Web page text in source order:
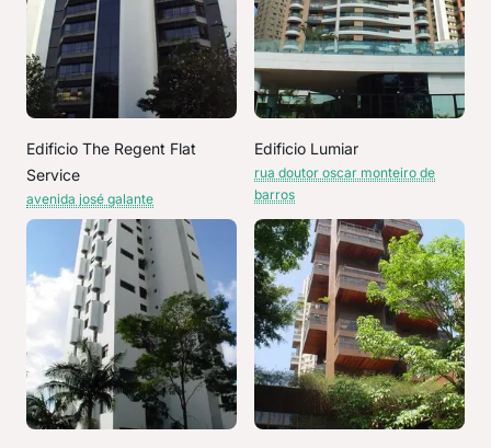
Edificio The Regent Flat
Service
avenida josé galante
Edificio Lumiar
rua doutor oscar monteiro de
barros